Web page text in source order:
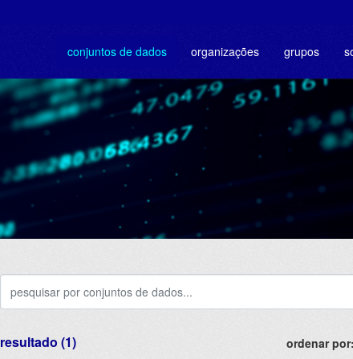
conjuntos de dados organizações grupos
ordenar por
resultado (1)